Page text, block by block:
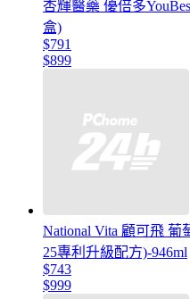
杏輝醫藥 優倍多
盒)
$791
$899
National Vita 顧可飛 葡
25專利升級配方)-946ml
$743
$999